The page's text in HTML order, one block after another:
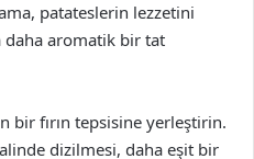
patateslerin lezzetini
daha aromatik bir tat
bir fırın tepsisine yerleştirin.
dizilmesi, daha eşit bir